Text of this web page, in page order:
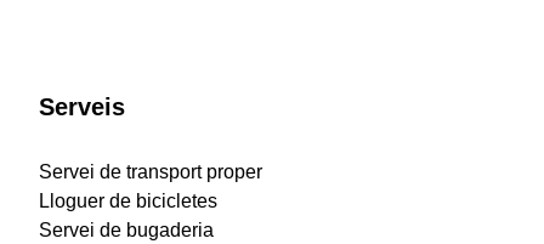
Serveis
Servei de transport proper
Lloguer de bicicletes
Servei de bugaderia